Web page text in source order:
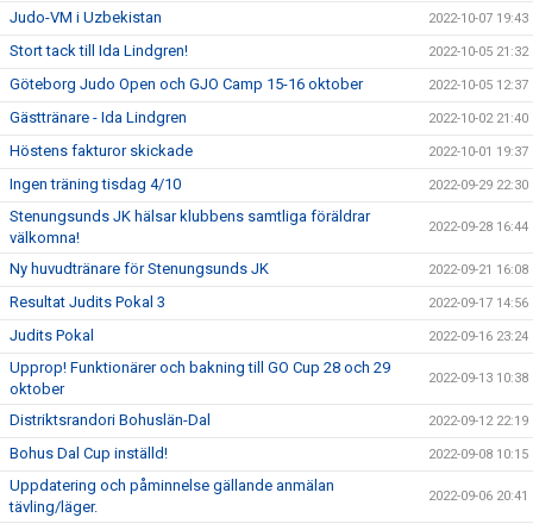
Judo-VM i Uzbekistan 2022-10-07 19:43
Stort tack till Ida Lindgren! 2022-10-05 21:32
Göteborg Judo Open och GJO Camp 15-16 oktober 2022-10-05 12:37
Gästtränare - Ida Lindgren 2022-10-02 21:40
Höstens fakturor skickade 2022-10-01 19:37
Ingen träning tisdag 4/10 2022-09-29 22:30
Stenungsunds JK hälsar klubbens samtliga föräldrar
välkomna!
2022-09-28 16:44
Ny huvudtränare för Stenungsunds JK 2022-09-21 16:08
Resultat Judits Pokal 3 2022-09-17 14:56
Judits Pokal 2022-09-16 23:24
Upprop! Funktionärer och bakning till GO Cup 28 och 29
oktober
2022-09-13 10:38
Distriktsrandori Bohuslän-Dal 2022-09-12 22:19
Bohus Dal Cup inställd! 2022-09-08 10:15
Uppdatering och påminnelse gällande anmälan
tävling/läger.
2022-09-06 20:41